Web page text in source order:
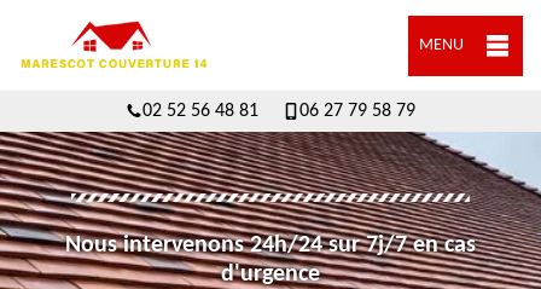
MENU
02 52 56 48 81 06 27 79 58 79
Nous intervenons 24h/24 sur 7j/7 en cas
d'urgence